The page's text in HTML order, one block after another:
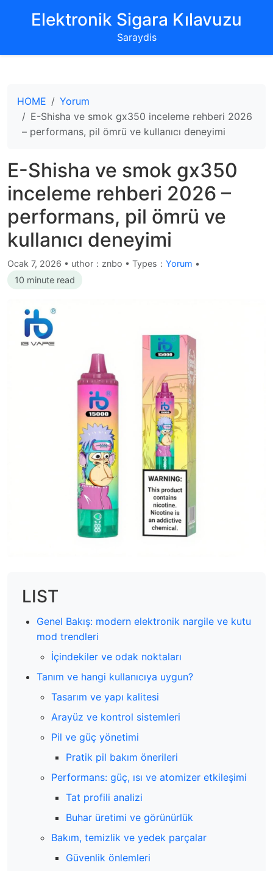
‌Elektronik Sigara Kılavuzu‌
Saraydis
HOME
Yorum
E-Shisha ve smok gx350 inceleme rehberi 2026
– performans, pil ömrü ve kullanıcı deneyimi
E-Shisha ve smok gx350
inceleme rehberi 2026 –
performans, pil ömrü ve
kullanıcı deneyimi
Ocak 7, 2026 • uthor：znbo • Types： Yorum •
10 minute read
LIST
Genel Bakış: modern elektronik nargile ve kutu
mod trendleri
İçindekiler ve odak noktaları
Tanım ve hangi kullanıcıya uygun?
Tasarım ve yapı kalitesi
Arayüz ve kontrol sistemleri
Pil ve güç yönetimi
Pratik pil bakım önerileri
Performans: güç, ısı ve atomizer etkileşimi
Tat profili analizi
Buhar üretimi ve görünürlük
Bakım, temizlik ve yedek parçalar
Güvenlik önlemleri